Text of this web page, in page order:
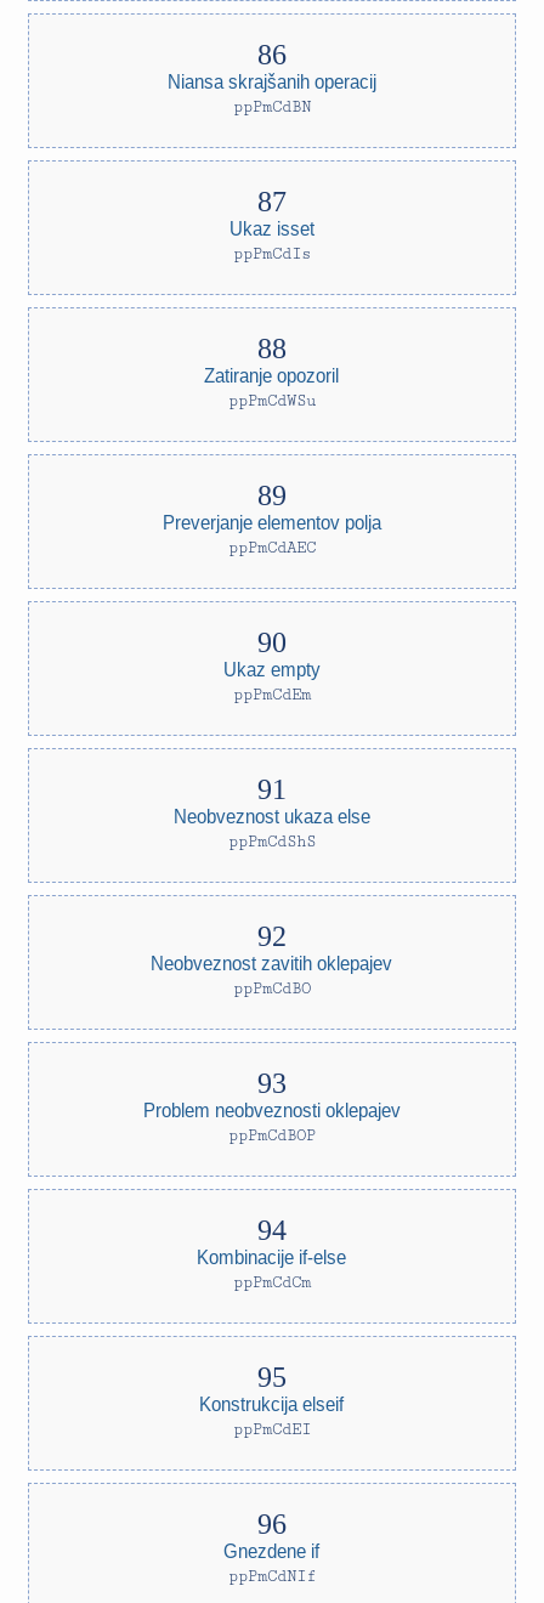
Niansa skrajšanih operacij
ppPmCdBN
Ukaz isset
ppPmCdIs
Zatiranje opozoril
ppPmCdWSu
Preverjanje elementov polja
ppPmCdAEC
Ukaz empty
ppPmCdEm
Neobveznost ukaza else
ppPmCdShS
Neobveznost zavitih oklepajev
ppPmCdBO
Problem neobveznosti oklepajev
ppPmCdBOP
Kombinacije if-else
ppPmCdCm
Konstrukcija elseif
ppPmCdEI
Gnezdene if
ppPmCdNIf